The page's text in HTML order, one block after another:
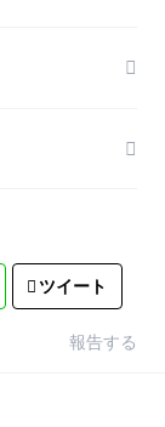
ツイート
報告する